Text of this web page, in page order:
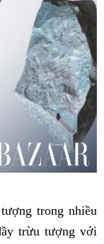
trong nhiều
trừu tượng với